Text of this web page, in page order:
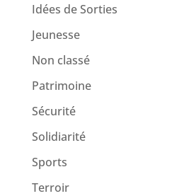
Idées de Sorties
Jeunesse
Non classé
Patrimoine
Sécurité
Solidiarité
Sports
Terroir